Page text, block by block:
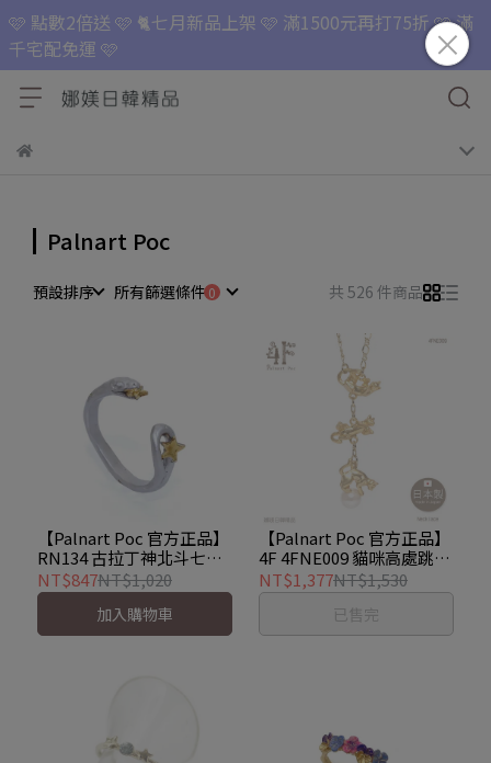
🩷 點數2倍送 🩷 🐈七月新品上架 🩷 滿1500元再打75折 🩷 滿
千宅配免運 🩷
Palnart Poc
預設排序 所有篩選條件 共 526 件商品
【Palnart Poc 官方正品】
RN134 古拉丁神北斗七星
白蛇吃食星 戒指
Senptentrion
NT$847NT$1,020
加入購物車
【Palnart Poc 官方正品】
4F 4FNE009 貓咪高處跳下
完美落地 逐幀動作 項鍊 着
地シーケンス
NT$1,377NT$1,530
已售完